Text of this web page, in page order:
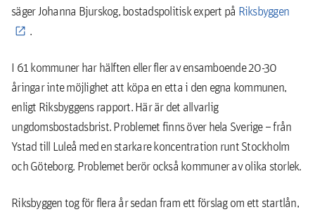
säger Johanna Bjurskog, bostadspolitisk expert på Riksbyggen
.
I 61 kommuner har hälften eller fler av ensamboende 20-30
åringar inte möjlighet att köpa en etta i den egna kommunen,
enligt Riksbyggens rapport. Här är det allvarlig
ungdomsbostadsbrist. Problemet finns över hela Sverige – från
Ystad till Luleå med en starkare koncentration runt Stockholm
och Göteborg. Problemet berör också kommuner av olika storlek.
Riksbyggen tog för flera år sedan fram ett förslag om ett startlån,